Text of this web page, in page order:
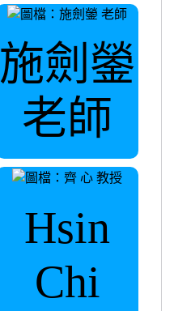
施劍鎣
老師
Hsin
Chi